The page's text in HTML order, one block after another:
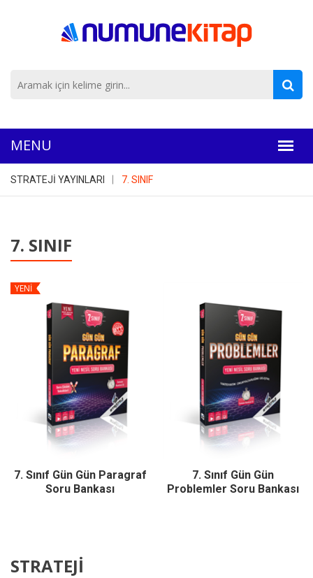
STRATEJİ YAYINLARI 7. SINIF
STRATEJİ
7. SINIF
YENİ
7. Sınıf Gün Gün Paragraf
Soru Bankası
7. Sınıf Gün Gün
Problemler Soru Bankası